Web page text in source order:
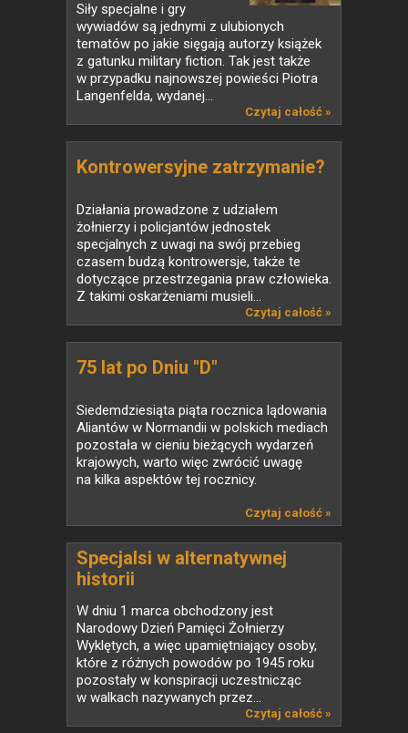
Siły specjalne i gry
wywiadów są jednymi z ulubionych
tematów po jakie sięgają autorzy książek
z gatunku military fiction. Tak jest także
w przypadku najnowszej powieści Piotra
Langenfelda, wydanej...
Czytaj całość »
Kontrowersyjne zatrzymanie?
Działania prowadzone z udziałem
żołnierzy i policjantów jednostek
specjalnych z uwagi na swój przebieg
czasem budzą kontrowersje, także te
dotyczące przestrzegania praw człowieka.
Z takimi oskarżeniami musieli...
Czytaj całość »
75 lat po Dniu "D"
Siedemdziesiąta piąta rocznica lądowania
Aliantów w Normandii w polskich mediach
pozostała w cieniu bieżących wydarzeń
krajowych, warto więc zwrócić uwagę
na kilka aspektów tej rocznicy.
Czytaj całość »
Specjalsi w alternatywnej
historii
W dniu 1 marca obchodzony jest
Narodowy Dzień Pamięci Żołnierzy
Wyklętych, a więc upamiętniający osoby,
które z różnych powodów po 1945 roku
pozostały w konspiracji uczestnicząc
w walkach nazywanych przez...
Czytaj całość »